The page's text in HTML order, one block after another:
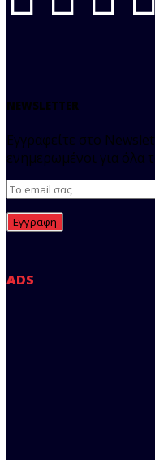
NEWSLETTER
Εγγραφείτε στο
ενημερωμένοι για όλα
ADS